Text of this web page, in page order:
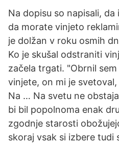
Na dopisu so napisali,
da morate vinjeto
je dolžan v roku osmih
Ko je skušal odstraniti
začela trgati. "Obrnil
vinjete, on mi je
Na … Na svetu ne
bi bil popolnoma enak
zgodnje starosti
skoraj vsak si izbere tudi